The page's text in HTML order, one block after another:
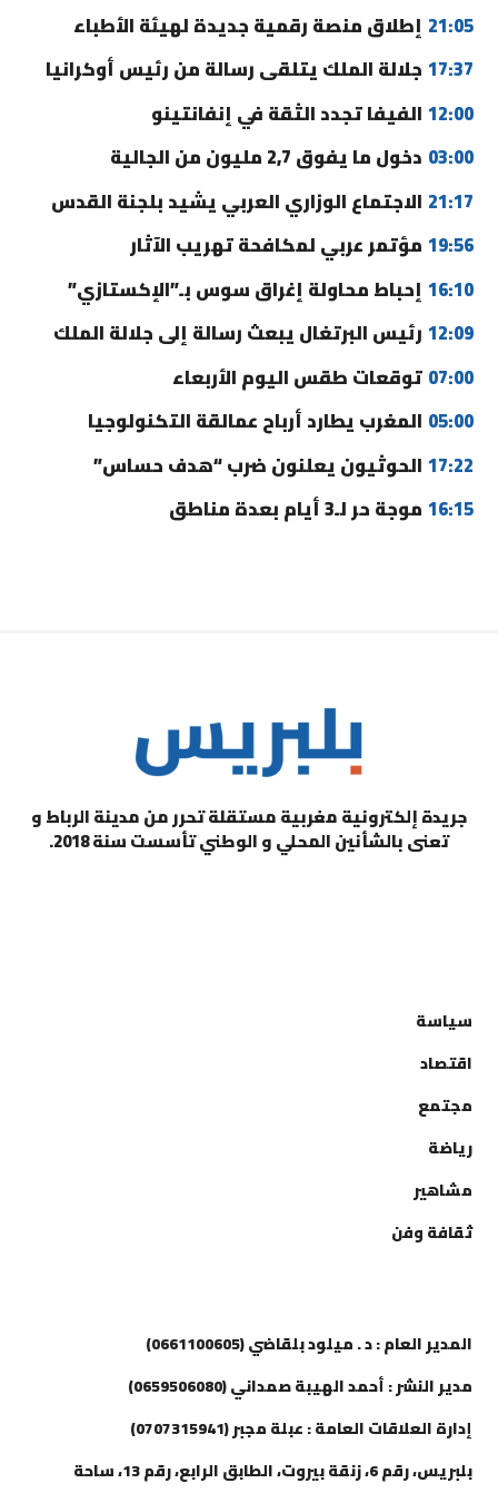
21:05 إطلاق منصة رقمية جديدة لهيئة الأطباء
17:37 جلالة الملك يتلقى رسالة من رئيس أوكرانيا
12:00 الفيفا تجدد الثقة في إنفانتينو
03:00 دخول ما يفوق 2,7 مليون من الجالية
21:17 الاجتماع الوزاري العربي يشيد بلجنة القدس
19:56 مؤتمر عربي لمكافحة تهريب الآثار
16:10 إحباط محاولة إغراق سوس بـ”الإكستازي”
12:09 رئيس البرتغال يبعث رسالة إلى جلالة الملك
07:00 توقعات طقس اليوم الأربعاء
05:00 المغرب يطارد أرباح عمالقة التكنولوجيا
17:22 الحوثيون يعلنون ضرب “هدف حساس”
16:15 موجة حر لـ3 أيام بعدة مناطق
جريدة إلكترونية مغربية مستقلة تحرر من مدينة الرباط و
تعنى بالشأنين المحلي و الوطني تأسست سنة 2018.
سياسة
اقتصاد
مجتمع
رياضة
مشاهير
ثقافة وفن
المدير العام : د . ميلود بلقاضي (0661100605)
مدير النشر : أحمد الهيبة صمداني (0659506080)
إدارة العلاقات العامة : عبلة مجبر (0707315941)
بلبريس، رقم 6، زنقة بيروت، الطابق الرابع، رقم 13، ساحة